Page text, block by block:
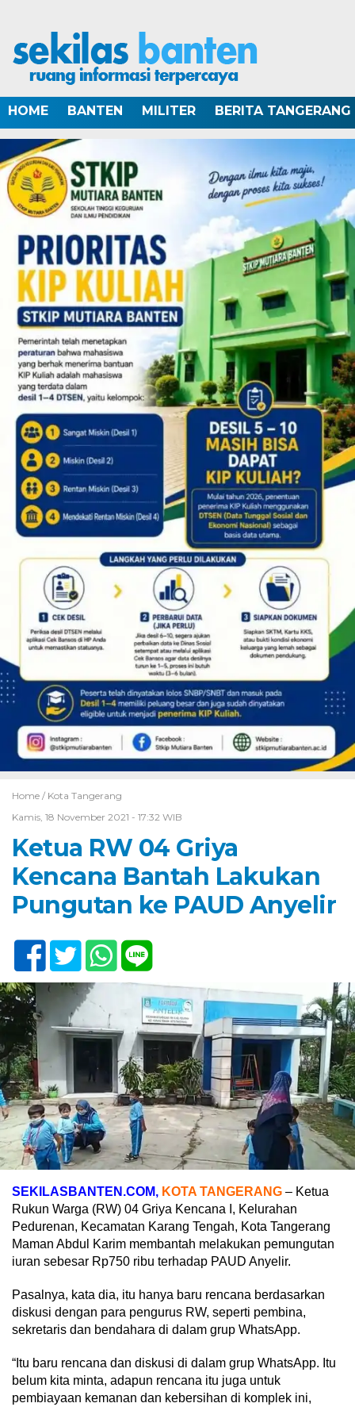
HOME BANTEN MILITER BERITA TANGERANG
Home / Kota Tangerang
Kamis, 18 November 2021 - 17:32 WIB
Ketua RW 04 Griya
Kencana Bantah Lakukan
Pungutan ke PAUD Anyelir
SEKILASBANTEN.COM, KOTA TANGERANG – Ketua
Rukun Warga (RW) 04 Griya Kencana I, Kelurahan
Pedurenan, Kecamatan Karang Tengah, Kota Tangerang
Maman Abdul Karim membantah melakukan pemungutan
iuran sebesar Rp750 ribu terhadap PAUD Anyelir.
Pasalnya, kata dia, itu hanya baru rencana berdasarkan
diskusi dengan para pengurus RW, seperti pembina,
sekretaris dan bendahara di dalam grup WhatsApp.
“Itu baru rencana dan diskusi di dalam grup WhatsApp. Itu
belum kita minta, adapun rencana itu juga untuk
pembiayaan kemanan dan kebersihan di komplek ini,